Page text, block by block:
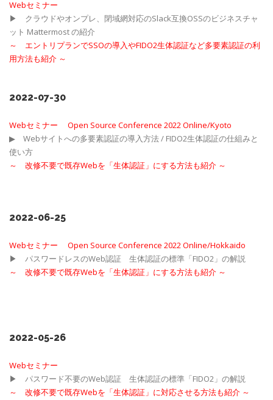
Webセミナー
▶ クラウドやオンプレ、閉域網対応のSlack互換OSSのビジネスチャ
ット Mattermost の紹介
～ エントリプランでSSOの導入やFIDO2生体認証など多要素認証の利
用方法も紹介 ～
2022-07-30
Webセミナー Open Source Conference 2022 Online/Kyoto
▶ Webサイトへの多要素認証の導入方法 / FIDO2生体認証の仕組みと
使い方
～ 改修不要で既存Webを「生体認証」にする方法も紹介 ～
2022-06-25
Webセミナー Open Source Conference 2022 Online/Hokkaido
▶ パスワードレスのWeb認証 生体認証の標準「FIDO2」の解説
～ 改修不要で既存Webを「生体認証」にする方法も紹介 ～
2022-05-26
Webセミナー
▶ パスワード不要のWeb認証 生体認証の標準「FIDO2」の解説
～ 改修不要で既存Webを「生体認証」に対応させる方法も紹介 ～